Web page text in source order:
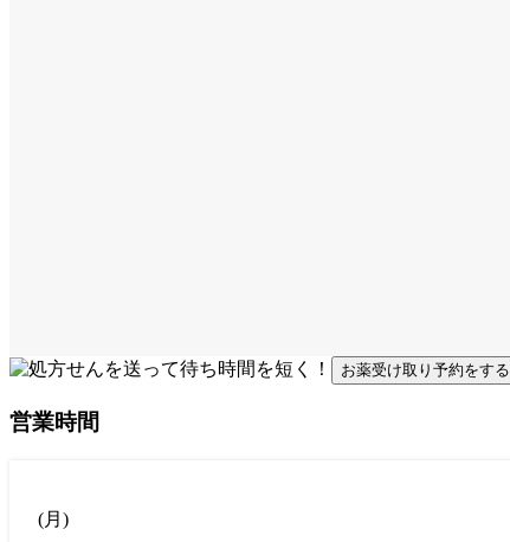
お薬受け取り予約をする
営業時間
(月 )